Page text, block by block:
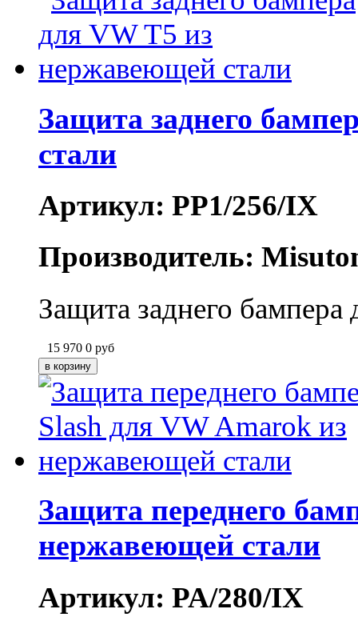
Защита заднего
стали
Артикул: PP1/256/IX
Производитель:
Защита заднего
15 970 0 руб
Защита переднего
нержавеющей стали
Артикул: PA/280/IX